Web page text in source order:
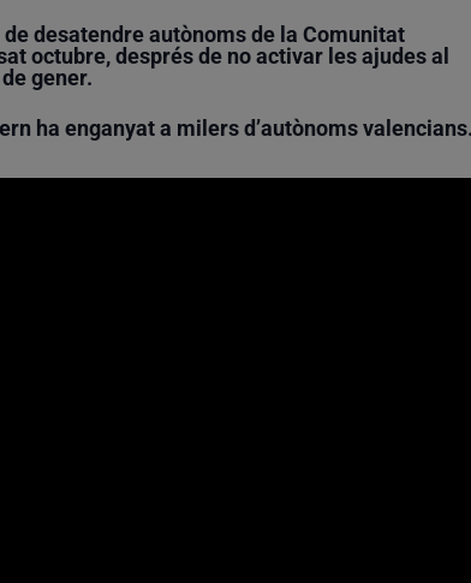
desatendre autònoms de la Comunitat
octubre, després de no activar les ajudes al
gener.
ha enganyat a milers d’autònoms valencians.